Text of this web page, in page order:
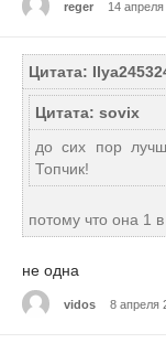
reger 14
Цитата:
Цитата: sovix
до сих пор
Топчик!
потому что она 1
не одна
vidos 8 апреля